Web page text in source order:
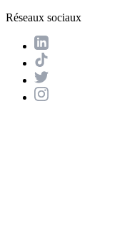
Réseaux sociaux